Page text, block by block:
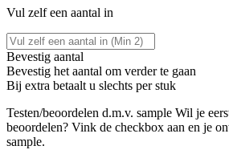
Vul zelf een aantal in
Bevestig aantal
Bevestig het aantal om verder te gaan
Bij extra betaalt u slechts per stuk
Testen/beoordelen d.m.v. sample Wil je
beoordelen? Vink de checkbox aan en je
sample.